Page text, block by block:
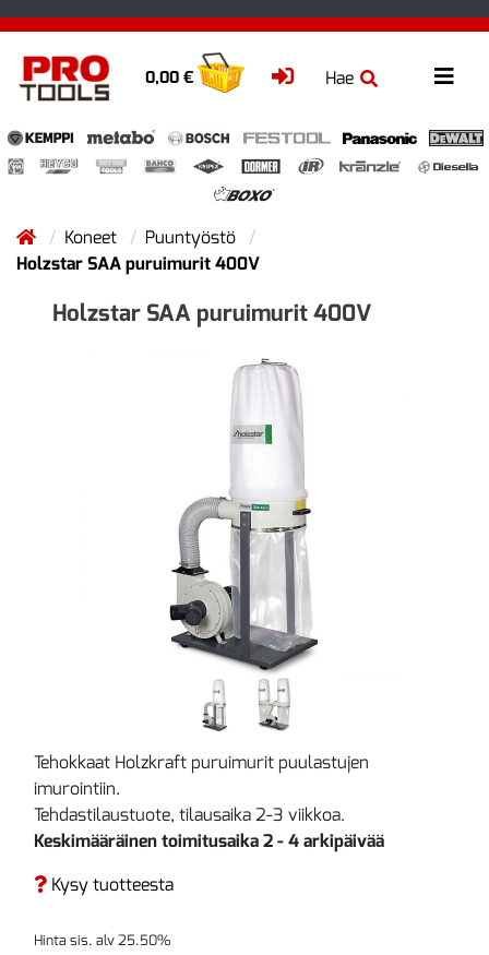
Hae
0,00 €
Koneet
Puuntyöstö
Holzstar SAA puruimurit 400V
Holzstar SAA puruimurit 400V
Tehokkaat Holzkraft puruimurit puulastujen
imurointiin.
Tehdastilaustuote, tilausaika 2-3 viikkoa.
Keskimääräinen toimitusaika 2 - 4 arkipäivää
Kysy tuotteesta
Hinta sis. alv 25.50%